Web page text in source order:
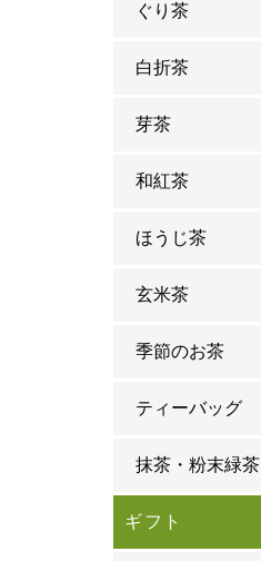
ぐり茶
白折茶
芽茶
和紅茶
ほうじ茶
玄米茶
季節のお茶
ティーバッグ
抹茶・粉末緑茶
ギフト